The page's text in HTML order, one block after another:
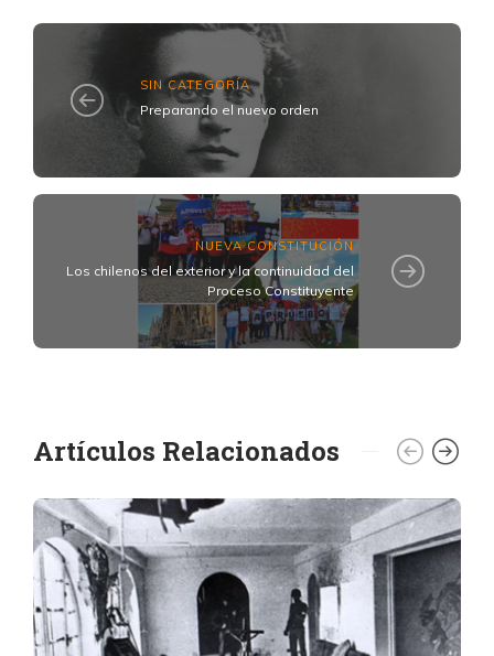
SIN CATEGORÍA
Preparando el nuevo orden
NUEVA CONSTITUCIÓN
Los chilenos del exterior y la continuidad del
Proceso Constituyente
Artículos Relacionados